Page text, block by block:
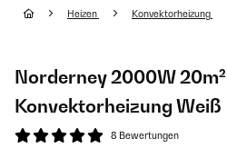
Heizen Konvektorheizung
Norderney 2000W 20m²
Konvektorheizung Weiß
8 Bewertungen